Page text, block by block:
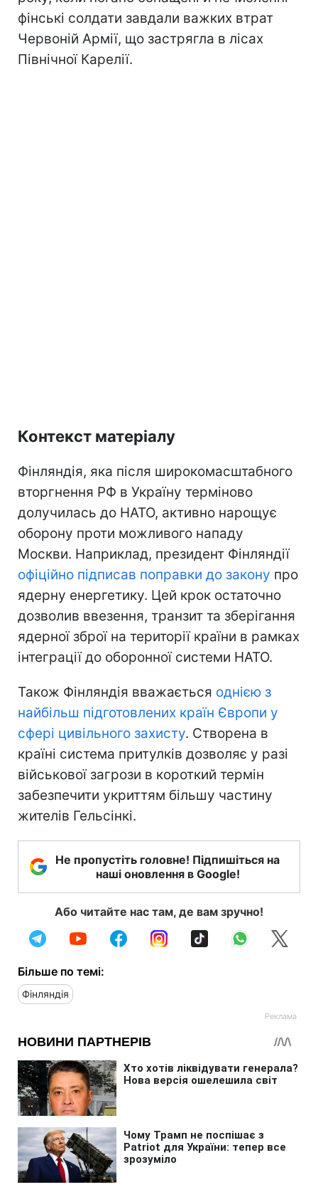
фінські солдати завдали важких втрат
Червоній Армії, що застрягла в лісах
Північної Карелії.
Контекст матеріалу
Фінляндія, яка після широкомасштабного
вторгнення РФ в Україну терміново
долучилась до НАТО, активно нарощує
оборону проти можливого нападу
Москви. Наприклад, президент Фінляндії
офіційно підписав поправки до закону про
ядерну енергетику. Цей крок остаточно
дозволив ввезення, транзит та зберігання
ядерної зброї на території країни в рамках
інтеграції до оборонної системи НАТО.
Також Фінляндія вважається однією з
найбільш підготовлених країн Європи у
сфері цивільного захисту. Створена в
країні система притулків дозволяє у разі
військової загрози в короткий термін
забезпечити укриттям більшу частину
жителів Гельсінкі.
Не пропустіть головне! Підпишіться на
наші оновлення в Google!
Або читайте нас там, де вам зручно!
Більше по темі:
Фінляндія